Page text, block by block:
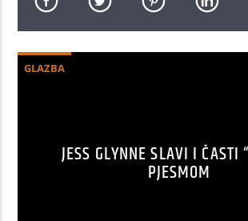
GLAZBA
JESS GLYNNE SLAVI I ČASTI
PJESMOM